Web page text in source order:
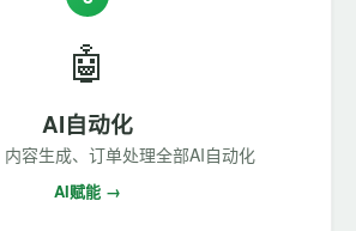
🤖
AI自动化
容生成、订单处理全部AI自动化
AI赋能 →